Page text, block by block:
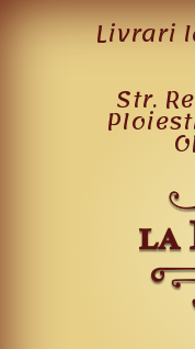
Livrari
Str.